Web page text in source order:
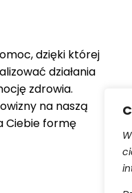
dzięki której
działania
zdrowia.
na naszą
Ciebie formę